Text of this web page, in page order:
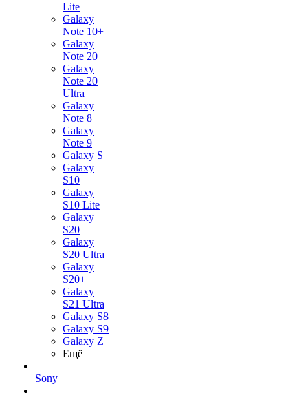
Lite
Galaxy
Note 10+
Galaxy
Note 20
Galaxy
Note 20
Ultra
Galaxy
Note 8
Galaxy
Note 9
Galaxy S
Galaxy
S10
Galaxy
S10 Lite
Galaxy
S20
Galaxy
S20 Ultra
Galaxy
S20+
Galaxy
S21 Ultra
Galaxy S8
Galaxy S9
Galaxy Z
Ещё
Sony